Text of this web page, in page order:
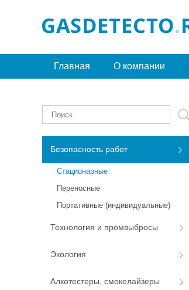
Главная О компании
Безопасность работ
Стационарные
Переносные
Портативные (индивидуальные)
Технология и промвыбросы
Экология
Алкотестеры, смокелайзеры